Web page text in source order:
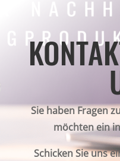
Sie haben Fragen
möchten ein
Schicken Sie uns